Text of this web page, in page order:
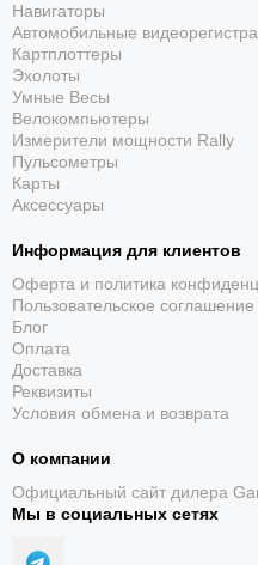
Навигаторы
Автомобильные
Картплоттеры
Эхолоты
Умные Весы
Велокомпьютеры
Измерители мощности Rally
Пульсометры
Карты
Аксессуары
Информация для клиентов
Оферта и политика
Пользовательское соглашение
Блог
Оплата
Доставка
Реквизиты
Условия обмена и возврата
О компании
Официальный сайт дилера
Мы в социальных сетях